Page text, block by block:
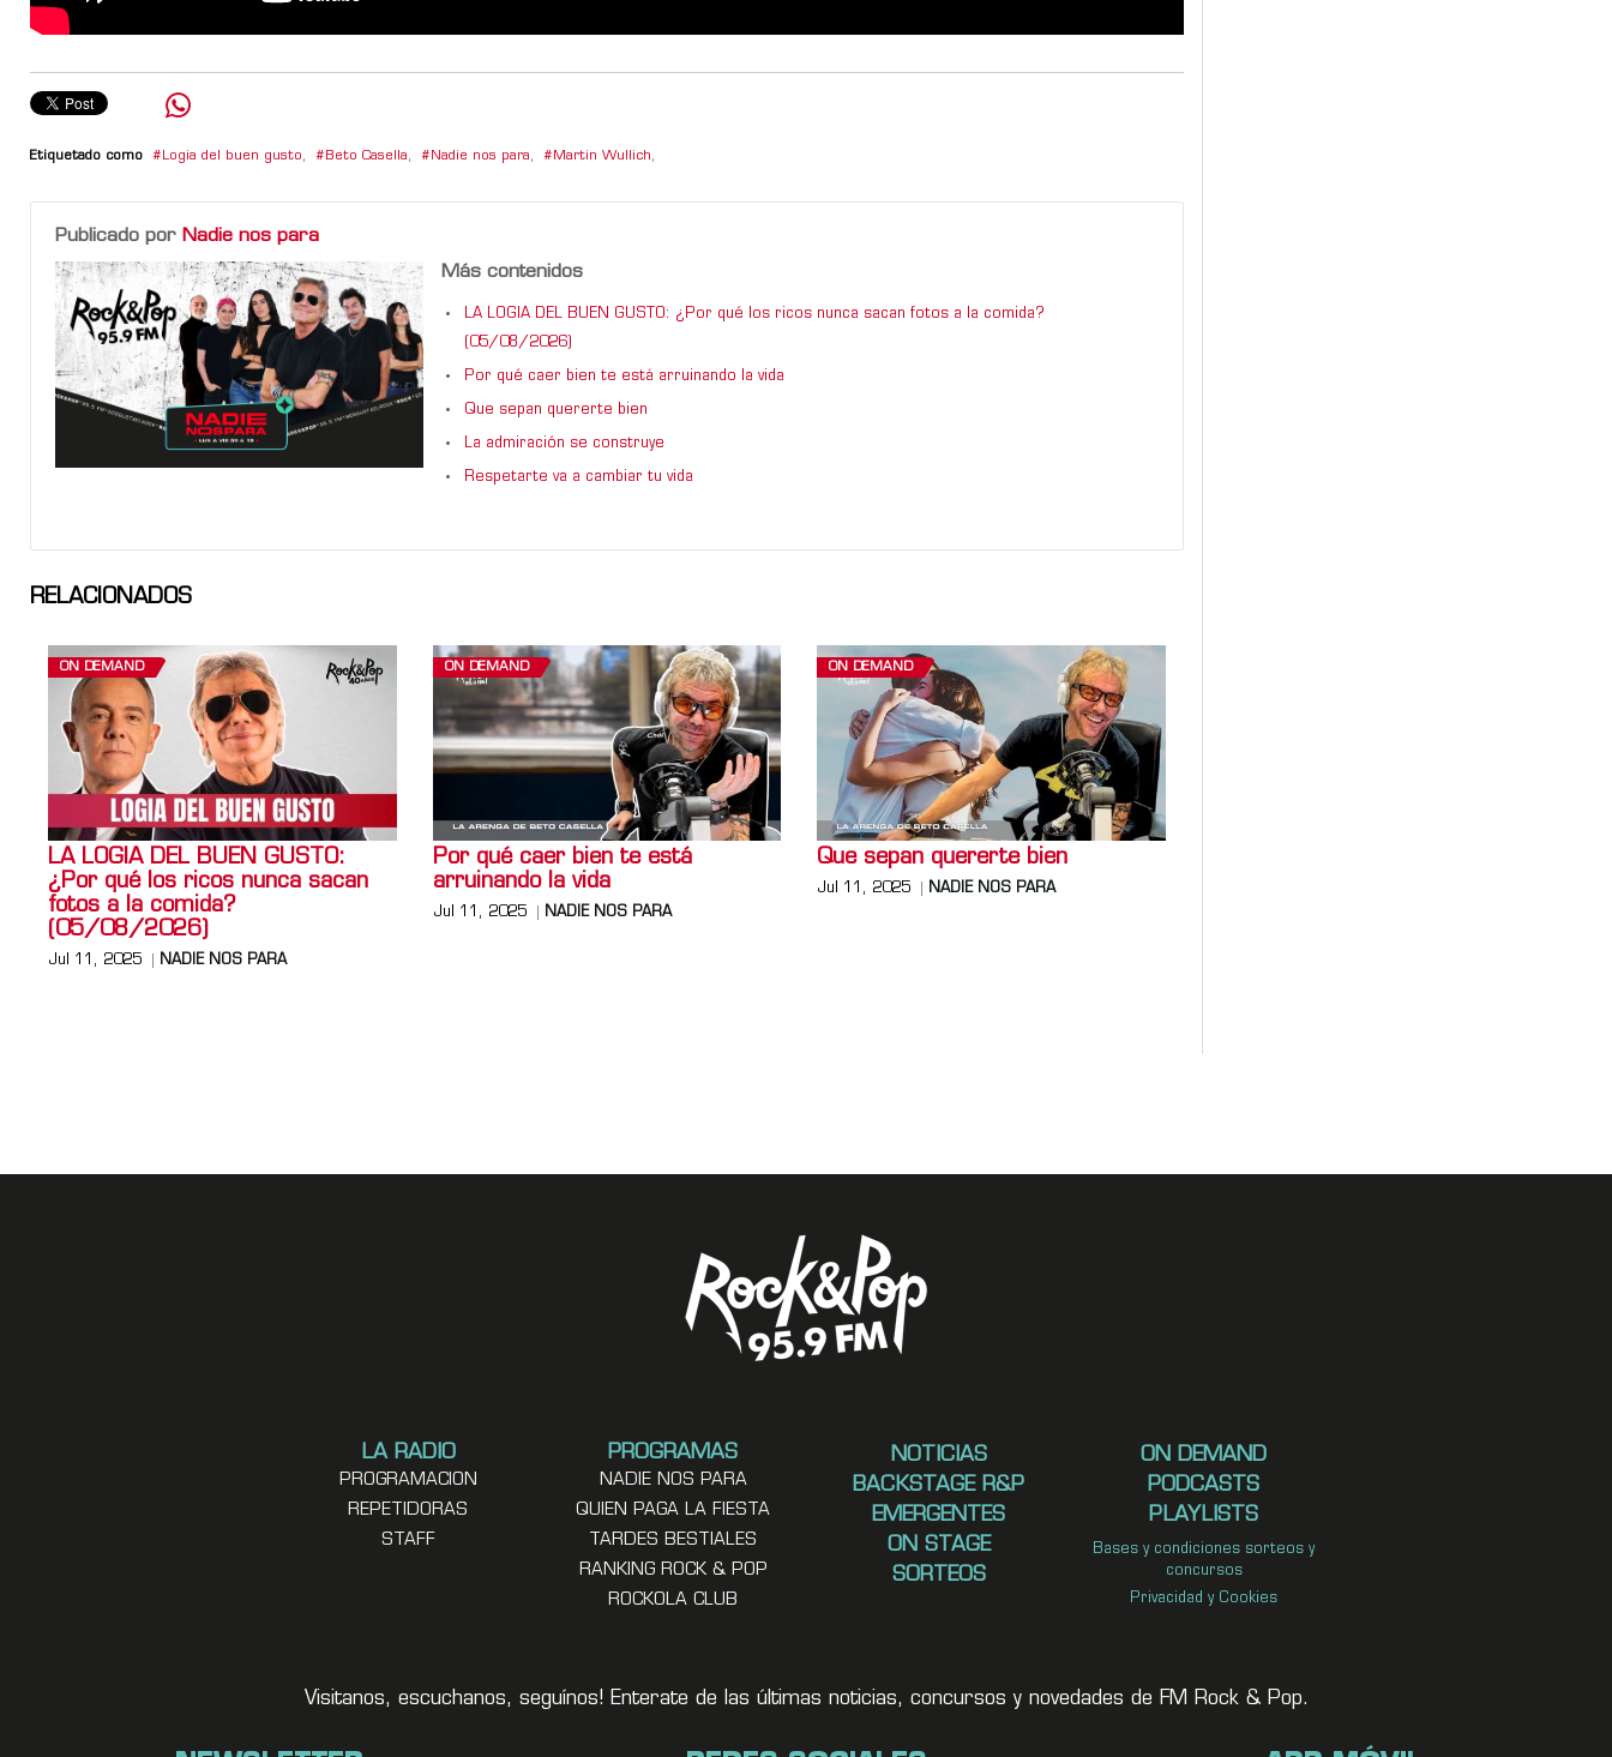
Etiquetado como Logia del buen gusto, Beto Casella, Nadie nos para, Martin Wullich,
Publicado por Nadie nos para
Más contenidos
LA LOGIA DEL BUEN GUSTO: ¿Por qué los ricos nunca sacan fotos a la comida?
(05/08/2026)
Por qué caer bien te está arruinando la vida
Que sepan quererte bien
La admiración se construye
Respetarte va a cambiar tu vida
RELACIONADOS
ON DEMAND
LA LOGIA DEL BUEN GUSTO:
¿Por qué los ricos nunca sacan
fotos a la comida?
(05/08/2026)
Jul 11, 2025 NADIE NOS PARA
ON DEMAND
Por qué caer bien te está
arruinando la vida
Jul 11, 2025 NADIE NOS PARA
ON DEMAND
Que sepan quererte bien
Jul 11, 2025 NADIE NOS PARA
LA RADIO
PROGRAMACION
REPETIDORAS
STAFF
PROGRAMAS
NADIE NOS PARA
QUIEN PAGA LA FIESTA
TARDES BESTIALES
RANKING ROCK & POP
ROCKOLA CLUB
NOTICIAS
BACKSTAGE R&P
EMERGENTES
ON STAGE
SORTEOS
ON DEMAND
PODCASTS
PLAYLISTS
Bases y condiciones sorteos y
concursos
Privacidad y Cookies
Visitanos, escuchanos, seguínos! Enterate de las últimas noticias, concursos y novedades de FM Rock & Pop.